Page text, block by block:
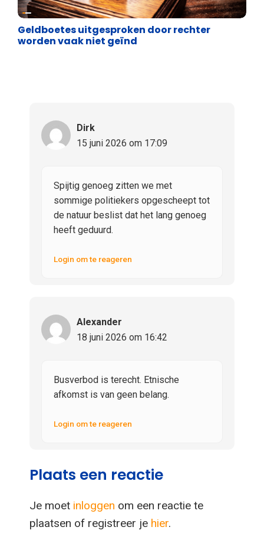
Justitie
Geldboetes uitgesproken door rechter
worden vaak niet geïnd
Dirk
15 juni 2026 om 17:09
Spijtig genoeg zitten we met
sommige politiekers opgescheept tot
de natuur beslist dat het lang genoeg
heeft geduurd.
Login om te reageren
Alexander
18 juni 2026 om 16:42
Busverbod is terecht. Etnische
afkomst is van geen belang.
Login om te reageren
Plaats een reactie
Je moet inloggen om een reactie te
plaatsen of registreer je hier.